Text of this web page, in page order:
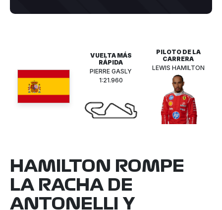
VUELTA MÁS
RÁPIDA
PIERRE GASLY
1:21.960
PILOTO DE LA
CARRERA
LEWIS HAMILTON
HAMILTON ROMPE
LA RACHA DE
ANTONELLI Y